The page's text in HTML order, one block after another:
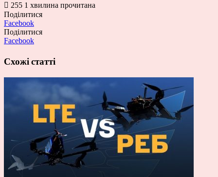
255 1 хвилина прочитана
Поділитися
Facebook
Поділитися
Facebook
Схожі статті